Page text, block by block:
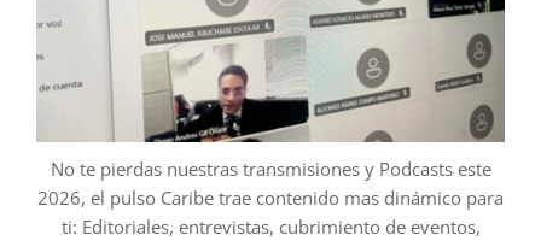
No te pierdas nuestras transmisiones y Podcasts este
2026, el pulso Caribe trae contenido mas dinámico para
ti: Editoriales, entrevistas, cubrimiento de eventos,